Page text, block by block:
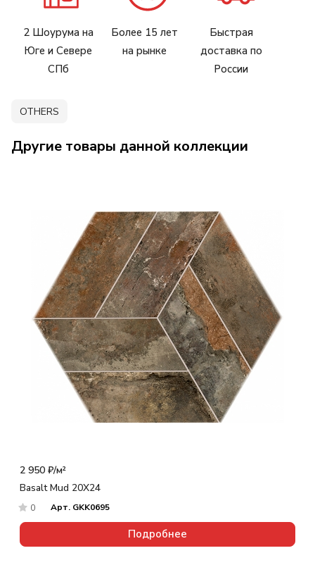
2 Шоурума на
Юге и Севере
СПб
Более 15 лет
на рынке
Быстрая
доставка по
России
OTHERS
Другие товары данной коллекции
2 950 ₽/м²
Basalt Mud 20X24
0 Арт. GKK0695
Подробнее